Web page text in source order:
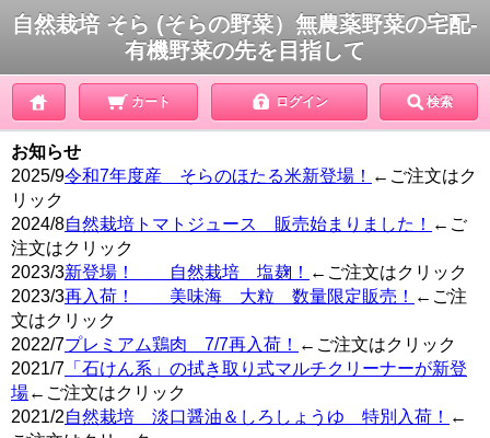
自然栽培 そら (そらの野菜）無農薬野菜の宅配-
有機野菜の先を目指して
カート ログイン 検索
お知らせ
2025/9令和7年度産 そらのほたる米新登場！ ←ご注文はク
リック
2024/8自然栽培トマトジュース 販売始まりました！ ←ご
注文はクリック
2023/3新登場！ 自然栽培 塩麹！ ←ご注文はクリック
2023/3再入荷！ 美味海 大粒 数量限定販売！ ←ご注
文はクリック
2022/7プレミアム鶏肉 7/7再入荷！ ←ご注文はクリック
2021/7 「石けん系」の拭き取り式マルチクリーナーが新登
場←ご注文はクリック
2021/2自然栽培 淡口醤油＆しろしょうゆ 特別入荷！ ←